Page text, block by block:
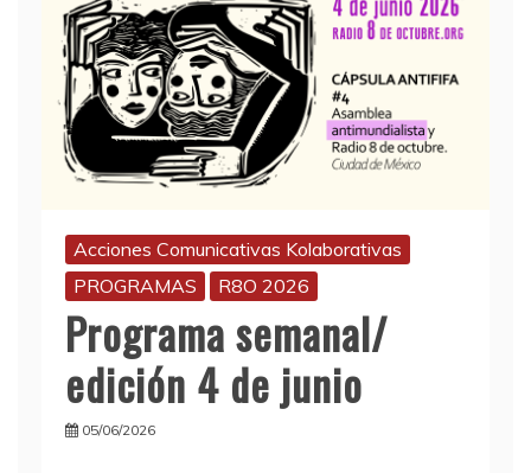
Acciones Comunicativas Kolaborativas
PROGRAMAS
R8O 2026
Programa semanal/
edición 4 de junio
05/06/2026